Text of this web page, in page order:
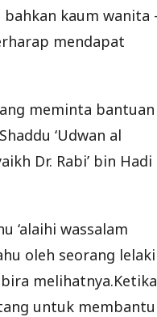
kaum wanita
mendapat
meminta bantuan
‘Udwan al
Dr. Rabi’ bin Hadi
‘alaihi wassalam
oleh seorang lelaki
melihatnya.Ketika
untuk membantu